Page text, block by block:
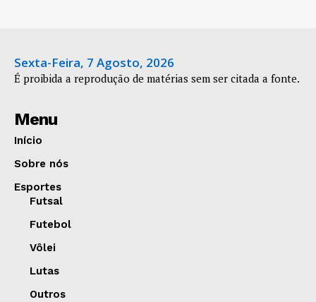
Sexta-Feira, 7 Agosto, 2026
É proibida a reprodução de matérias sem ser citada a fonte.
Menu
Início
Sobre nós
Esportes
Futsal
Futebol
Vôlei
Lutas
Outros